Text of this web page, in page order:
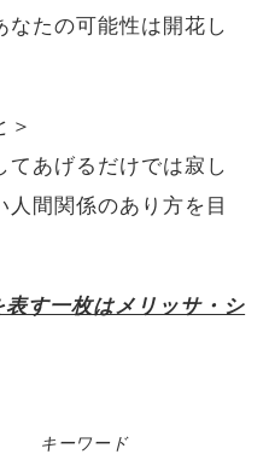
なたの可能性は開花し
＞
あげるだけでは寂し
間関係のあり方を目
す一枚はメリッサ・シ
キーワード